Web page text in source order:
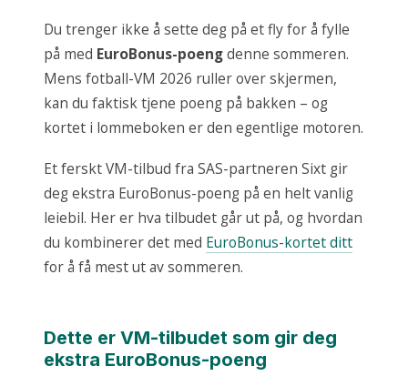
Du trenger ikke å sette deg på et fly for å fylle
på med EuroBonus-poengdenne sommeren.
Mens fotball-VM 2026 ruller over skjermen,
kan du faktisk tjene poeng på bakken – og
kortet i lommeboken er den egentlige motoren.
Et ferskt VM-tilbud fra SAS-partneren Sixt gir
deg ekstra EuroBonus-poeng på en helt vanlig
leiebil. Her er hva tilbudet går ut på, og hvordan
du kombinerer det med EuroBonus-kortet ditt
for å få mest ut av sommeren.
Dette er VM-tilbudet som gir deg
ekstra EuroBonus-poeng